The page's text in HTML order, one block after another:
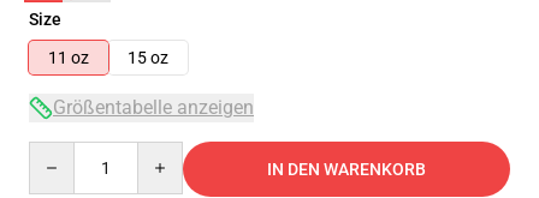
Size
11 oz
15 oz
Größentabelle anzeigen
IN DEN WARENKORB